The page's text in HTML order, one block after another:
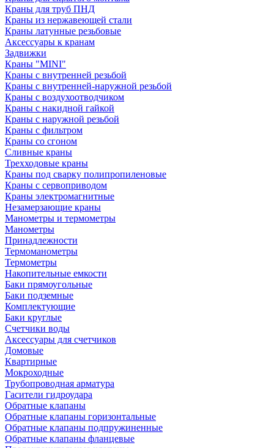
Краны для труб ПНД
Краны из нержавеющей стали
Краны латунные резьбовые
Аксессуары к кранам
Задвижки
Краны "MINI"
Краны с внутренней резьбой
Краны с внутренней-наружной резьбой
Краны с воздухоотводчиком
Краны с накидной гайкой
Краны с наружной резьбой
Краны с фильтром
Краны со сгоном
Сливные краны
Трехходовые краны
Краны под сварку полипропиленовые
Краны с сервоприводом
Краны электромагнитные
Незамерзающие краны
Манометры и термометры
Манометры
Принадлежности
Термоманометры
Термометры
Накопительные емкости
Баки прямоугольные
Баки подземные
Комплектующие
Баки круглые
Счетчики воды
Аксессуары для счетчиков
Домовые
Квартирные
Мокроходные
Трубопроводная арматура
Гасители гидроудара
Обратные клапаны
Обратные клапаны горизонтальные
Обратные клапаны подпружиненные
Обратные клапаны фланцевые